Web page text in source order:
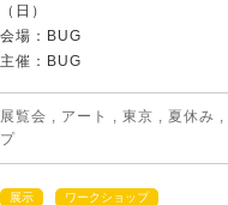
（日）
会場：BUG
主催：BUG
展覧会 アート 東京 夏休み
プ
展示 ワークショップ